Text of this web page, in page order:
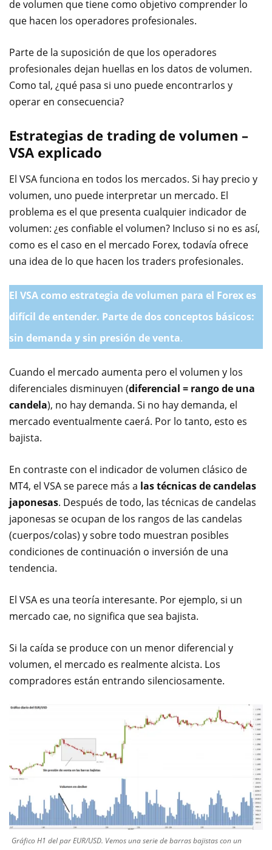
de volumen que tiene como objetivo comprender lo
que hacen los operadores profesionales.
Parte de la suposición de que los operadores
profesionales dejan huellas en los datos de volumen.
Como tal, ¿qué pasa si uno puede encontrarlos y
operar en consecuencia?
Estrategias de trading de volumen –
VSA explicado
El VSA funciona en todos los mercados. Si hay precio y
volumen, uno puede interpretar un mercado. El
problema es el que presenta cualquier indicador de
volumen: ¿es confiable el volumen? Incluso si no es así,
como es el caso en el mercado Forex, todavía ofrece
una idea de lo que hacen los traders profesionales.
El VSA como estrategia de volumen para el Forex es
difícil de entender. Parte de dos conceptos básicos:
sin demanda y sin presión de venta.
Cuando el mercado aumenta pero el volumen y los
diferenciales disminuyen (diferencial = rango de una
candela), no hay demanda. Si no hay demanda, el
mercado eventualmente caerá. Por lo tanto, esto es
bajista.
En contraste con el indicador de volumen clásico de
MT4, el VSA se parece más a las técnicas de candelas
japonesas. Después de todo, las técnicas de candelas
japonesas se ocupan de los rangos de las candelas
(cuerpos/colas) y sobre todo muestran posibles
condiciones de continuación o inversión de una
tendencia.
El VSA es una teoría interesante. Por ejemplo, si un
mercado cae, no significa que sea bajista.
Si la caída se produce con un menor diferencial y
volumen, el mercado es realmente alcista. Los
compradores están entrando silenciosamente.
Gráfico H1 del par EUR/USD. Vemos una serie de barras bajistas con un